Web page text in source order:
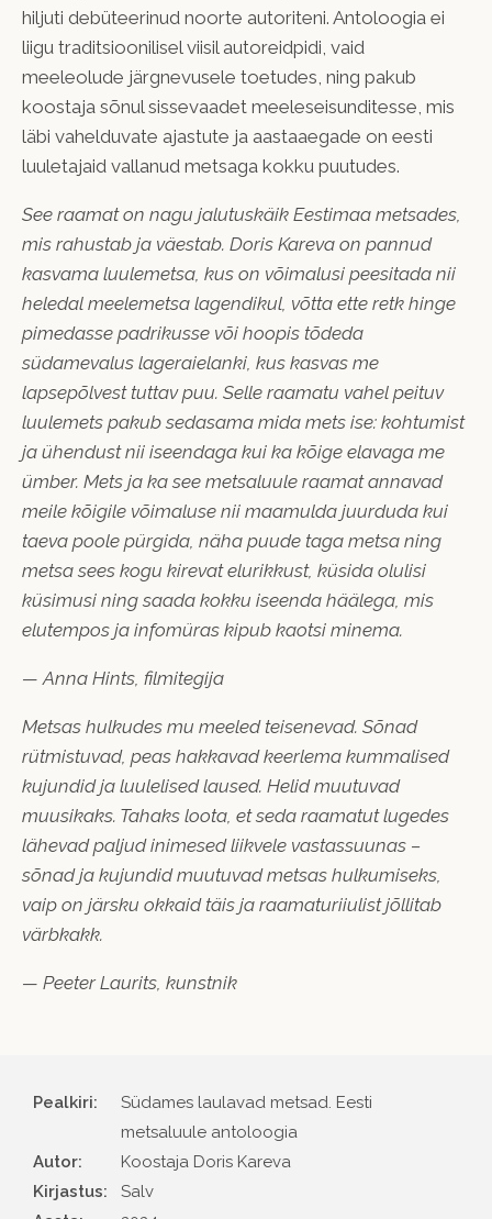
hiljuti debüteerinud noorte autoriteni. Antoloogia ei
liigu traditsioonilisel viisil autoreidpidi, vaid
meeleolude järgnevusele toetudes, ning pakub
koostaja sõnul sissevaadet meeleseisunditesse, mis
läbi vahelduvate ajastute ja aastaaegade on eesti
luuletajaid vallanud metsaga kokku puutudes.
See raamat on nagu jalutuskäik Eestimaa metsades,
mis rahustab ja väestab. Doris Kareva on pannud
kasvama luulemetsa, kus on võimalusi peesitada nii
heledal meelemetsa lagendikul, võtta ette retk hinge
pimedasse padrikusse või hoopis tõdeda
südamevalus lageraielanki, kus kasvas me
lapsepõlvest tuttav puu. Selle raamatu vahel peituv
luulemets pakub sedasama mida mets ise: kohtumist
ja ühendust nii iseendaga kui ka kõige elavaga me
ümber. Mets ja ka see metsaluule raamat annavad
meile kõigile võimaluse nii maamulda juurduda kui
taeva poole pürgida, näha puude taga metsa ning
metsa sees kogu kirevat elurikkust, küsida olulisi
küsimusi ning saada kokku iseenda häälega, mis
elutempos ja infomüras kipub kaotsi minema.
— Anna Hints, filmitegija
Metsas hulkudes mu meeled teisenevad. Sõnad
rütmistuvad, peas hakkavad keerlema kummalised
kujundid ja luulelised laused. Helid muutuvad
muusikaks. Tahaks loota, et seda raamatut lugedes
lähevad paljud inimesed liikvele vastassuunas –
sõnad ja kujundid muutuvad metsas hulkumiseks,
vaip on järsku okkaid täis ja raamaturiiulist jõllitab
värbkakk.
— Peeter Laurits, kunstnik
Pealkiri:
Südames laulavad metsad. Eesti
metsaluule antoloogia
Autor
Koostaja Doris Kareva
Kirjastus
Salv